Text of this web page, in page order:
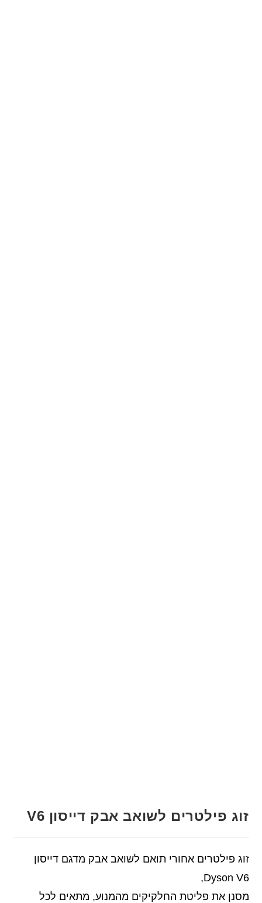
זוג פילטרים לשואב אבק דייסון V6
זוג פילטרים אחורי תואם לשואב אבק מדגם דייסון
Dyson V6,
מסנן את פליטת החלקיקים מהמנוע, מתאים לכל